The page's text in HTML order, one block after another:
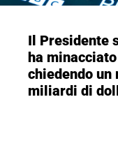
Il Presidente
ha
chiedendo
miliardi di